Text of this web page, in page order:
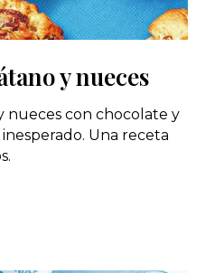
y nueces
nueces con chocolate y
Una receta